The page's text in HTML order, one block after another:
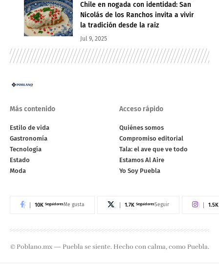
Chile en nogada con identidad: San
Nicolás de los Ranchos invita a vivir
la tradición desde la raíz
Jul 9, 2025
Más contenido
Estilo de vida
Gastronomía
Tecnología
Estado
Moda
Acceso rápido
Quiénes somos
Compromiso editorial
Tala: el ave que ve todo
Estamos Al Aire
Yo Soy Puebla
10K SeguidoresMe gusta 1.7K SeguidoresSeguir 1.5K
© Poblano.mx — Puebla se siente. Hecho con calma, como Puebla.